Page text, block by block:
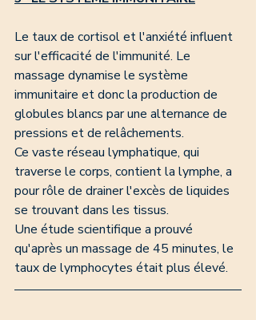
Le taux de cortisol et l'anxiété influent
sur l'efficacité de l'immunité. Le
massage dynamise le système
immunitaire et donc la production de
globules blancs par une alternance de
pressions et de relâchements.
Ce vaste réseau lymphatique, qui
traverse le corps, contient la lymphe, a
pour rôle de drainer l'excès de liquides
se trouvant dans les tissus.
Une étude scientifique a prouvé
qu'après un massage de 45 minutes, le
taux de lymphocytes était plus élevé.